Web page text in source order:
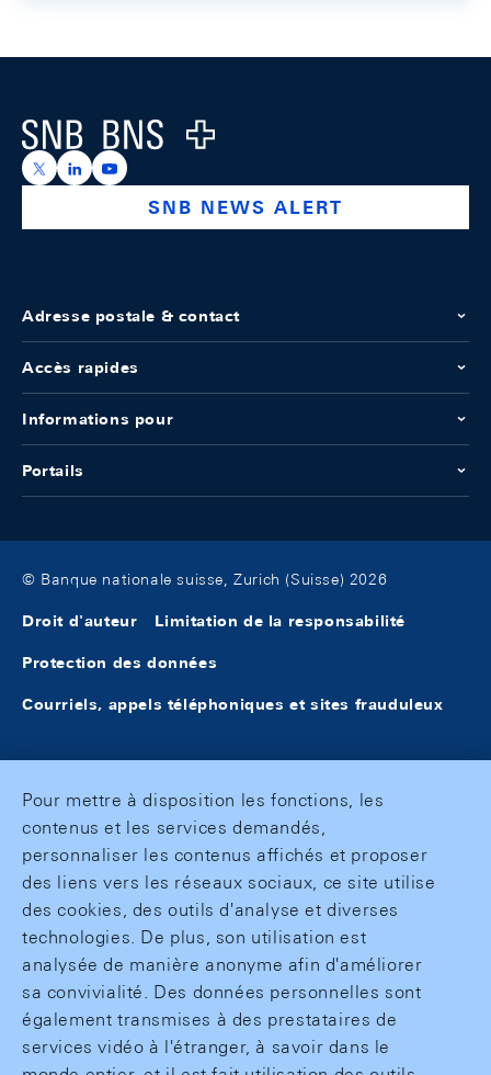
Logo
https://x.com/snb_bns
https://ch.linkedin.com/company/swiss-national-
https://www.youtube.com/@swissnationalbank
SNB NEWS ALERT
Adresse postale & contact
Accès rapides
Informations pour
Portails
© Banque nationale suisse, Zurich (Suisse) 2026
Droit d'auteur Limitation de la responsabilité
Protection des données
Courriels, appels téléphoniques et sites frauduleux
Pour mettre à disposition les fonctions, les
contenus et les services demandés,
personnaliser les contenus affichés et proposer
des liens vers les réseaux sociaux, ce site utilise
des cookies, des outils d'analyse et diverses
technologies. De plus, son utilisation est
analysée de manière anonyme afin d'améliorer
sa convivialité. Des données personnelles sont
également transmises à des prestataires de
services vidéo à l'étranger, à savoir dans le